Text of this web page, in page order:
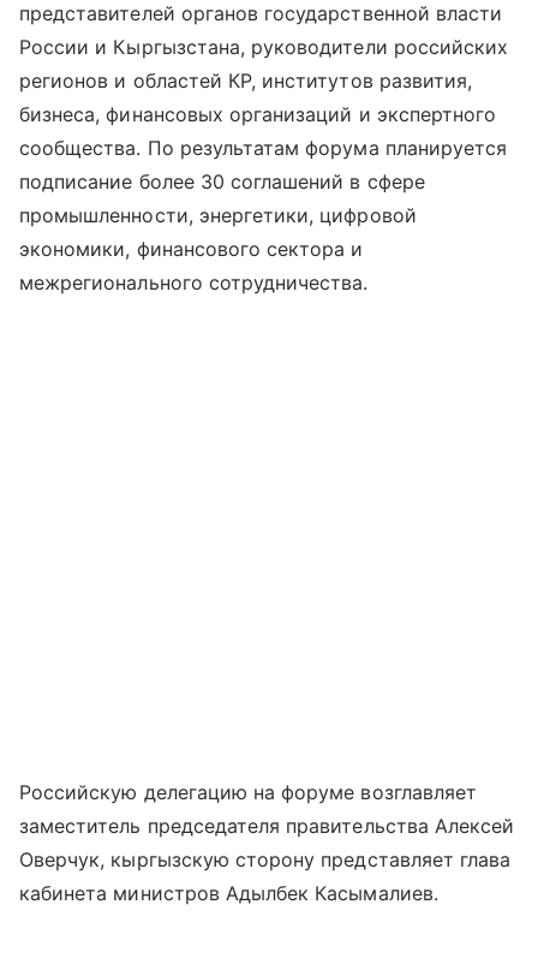
представителей органов государственной власти
России и Кыргызстана, руководители российских
регионов и областей КР, институтов развития,
бизнеса, финансовых организаций и экспертного
сообщества. По результатам форума планируется
подписание более 30 соглашений в сфере
промышленности, энергетики, цифровой
экономики, финансового сектора и
межрегионального сотрудничества.
Российскую делегацию на форуме возглавляет
заместитель председателя правительства Алексей
Оверчук, кыргызскую сторону представляет глава
кабинета министров Адылбек Касымалиев.